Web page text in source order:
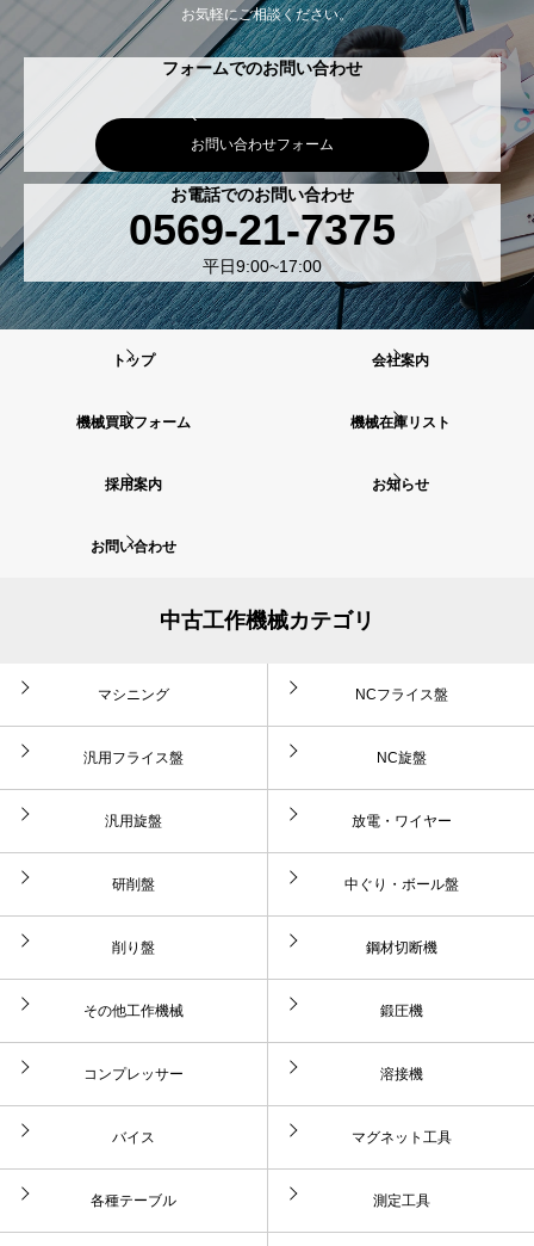
お気軽にご相談ください。
フォームでのお問い合わせ
お問い合わせフォーム
お電話でのお問い合わせ
0569-21-7375
平日9:00~17:00
トップ 会社案内
機械買取フォーム 機械在庫リスト
採用案内 お知らせ
お問い合わせ
中古工作機械カテゴリ
マシニング NCフライス盤
汎用フライス盤 NC旋盤
汎用旋盤 放電・ワイヤー
研削盤 中ぐり・ボール盤
削り盤 鋼材切断機
その他工作機械 鍛圧機
コンプレッサー 溶接機
バイス マグネット工具
各種テーブル 測定工具